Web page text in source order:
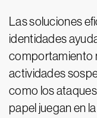
Las soluciones
identidades
comportamiento
actividades
como los
papel juegan en